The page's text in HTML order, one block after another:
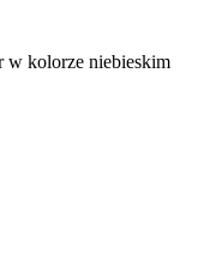
w kolorze niebieskim